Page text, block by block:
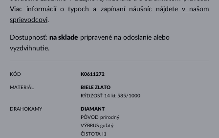
Viac informácií o typoch a zapínaní náušníc nájdete v našom
sprievodcovi.
Dostupnosť: na sklade pripravené na odoslanie alebo
vyzdvihnutie.
KÓD K0611272
MATERIÁL
BIELE ZLATO
RÝDZOSŤ 14 kt 585/1000
DRAHOKAMY
DIAMANT
PÔVOD prírodný
VÝBRUS guľatý
ČISTOTA
I1